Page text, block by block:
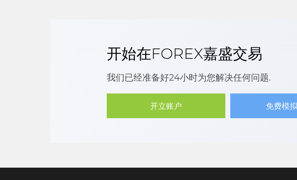
开始在FOREX嘉盛交易
我们已经准备好24小时为您解决任何问题.
开立账户 免费模